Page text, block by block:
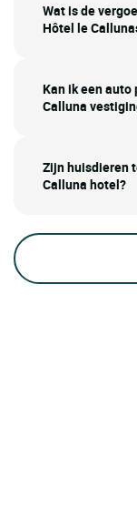
Wat is de
Hôtel le
Kan ik een
Calluna
Zijn huisdieren
Calluna hotel?